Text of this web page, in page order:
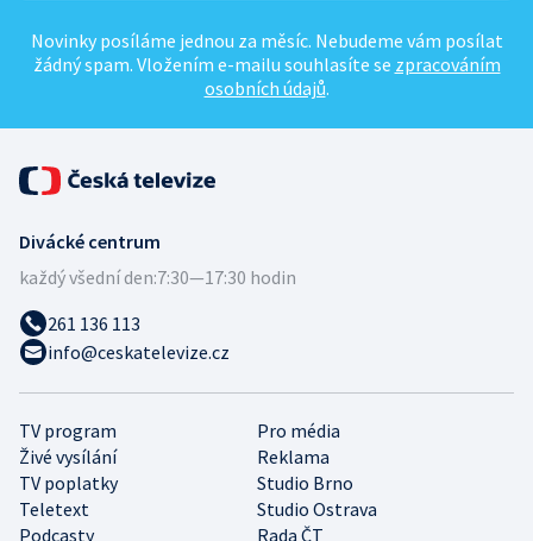
Novinky posíláme jednou za měsíc. Nebudeme vám posílat
žádný spam. Vložením e-mailu souhlasíte se zpracováním
osobních údajů.